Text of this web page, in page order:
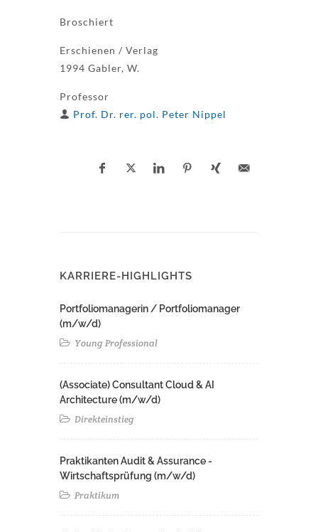
Broschiert
Erschienen / Verlag
1994 Gabler, W.
Professor
Prof. Dr. rer. pol. Peter Nippel
KARRIERE-HIGHLIGHTS
Portfoliomanagerin / Portfoliomanager
(m/w/d)
Young Professional
(Associate) Consultant Cloud & AI
Architecture (m/w/d)​ ​
Direkteinstieg
Praktikanten Audit & Assurance -
Wirtschaftsprüfung (m/w/d)
Praktikum